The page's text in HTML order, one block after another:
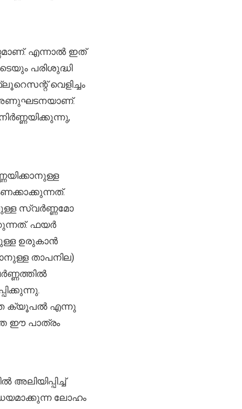
എന്നാൽ ഇത്
പരിശുദ്ധി
വെളിച്ചം
അണുഘടനയാണ്.
സ്വർണ്ണമോ
ഫയർ
ഉരുകാൻ
താപനില)
ക്യൂപൽ എന്നു
ഈ പാത്രം
ലോഹം